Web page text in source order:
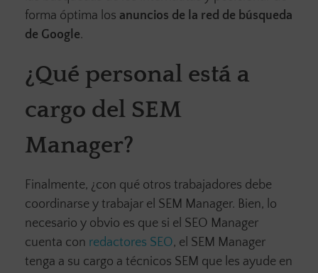
forma óptima los anuncios de la red de búsqueda
de Google.
¿Qué personal está a
cargo del SEM
Manager?
Finalmente, ¿con qué otros trabajadores debe
coordinarse y trabajar el SEM Manager. Bien, lo
necesario y obvio es que si el SEO Manager
cuenta con redactores SEO, el SEM Manager
tenga a su cargo a técnicos SEM que les ayude en